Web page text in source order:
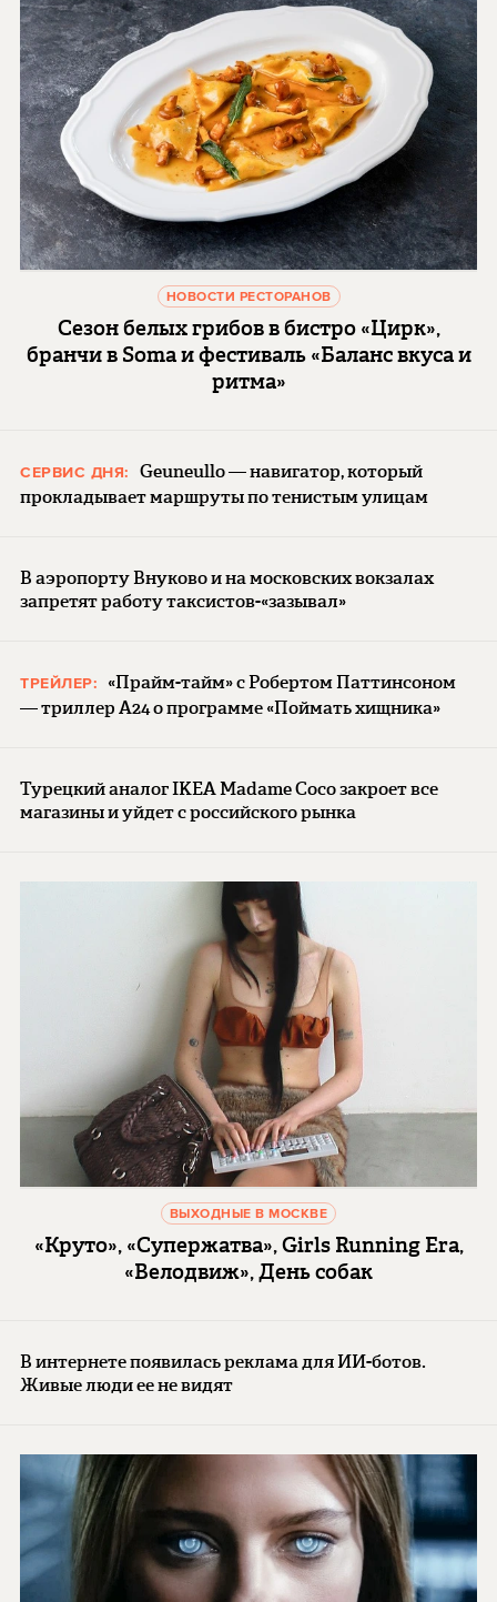
НОВОСТИ РЕСТОРАНОВ
Сезон белых грибов в бистро «Цирк»,
бранчи в Soma и фестиваль «Баланс вкуса и
ритма»
СЕРВИС ДНЯ:
Geuneullo — навигатор, который
прокладывает маршруты по тенистым улицам
В аэропорту Внуково и на московских вокзалах
запретят работу таксистов-«зазывал»
ТРЕЙЛЕР:
«Прайм-тайм» с Робертом Паттинсоном
— триллер A24 о программе «Поймать хищника»
Турецкий аналог IKEA Madame Coco закроет все
магазины и уйдет с российского рынка
ВЫХОДНЫЕ В МОСКВЕ
«Круто», «Супержатва», Girls Running Era,
«Велодвиж», День собак
В интернете появилась реклама для ИИ-ботов.
Живые люди ее не видят